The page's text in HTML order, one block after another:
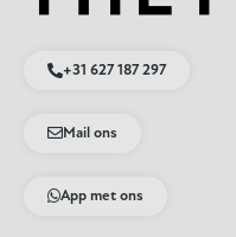
+31 627 187 297
Mail ons
App met ons